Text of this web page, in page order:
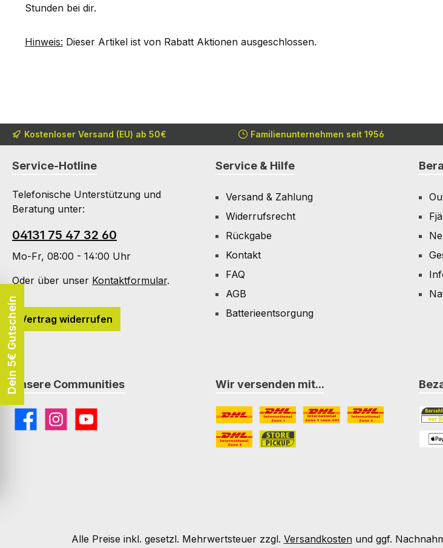
Stunden bei dir.
Hinweis: Dieser Artikel ist von Rabatt Aktionen ausgeschlossen.
Kostenloser Versand (EU) ab 50€ Familienunternehmen seit 1956
Service-Hotline
Telefonische Unterstützung und
Beratung unter:
04131 75 47 32 60
Mo-Fr, 08:00 - 14:00 Uhr
Oder über unser Kontaktformular.
Vertrag widerrufen
Service & Hilfe
Versand & Zahlung
Widerrufsrecht
Rückgabe
Kontakt
FAQ
AGB
Batterieentsorgung
Unsere Communities
FacebookInstagramYouTube
Wir versenden mit...
DHL DHL Paket International Zone 1
DHL Paket International
DHL Paket
Alle Preise inkl. gesetzl. Mehrwertsteuer zzgl. Versandkostenund ggf.
Dein 5€ Gutschein